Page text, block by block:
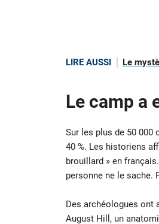
LIRE AUSSI Le
Le camp a
Sur les plus de 50 000
40 %. Les historiens
brouillard » en
personne ne le sache.
Des archéologues ont
August Hill, un